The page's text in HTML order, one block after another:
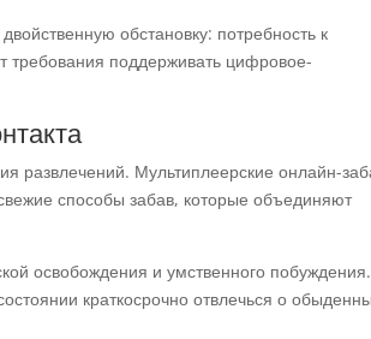
обстановку: потребность к
поддерживать цифровое-
развлечений. Мультиплеерские онлайн-
способы забав, которые объединяют
освобождения и умственного побуждения.
краткосрочно отвлечься о